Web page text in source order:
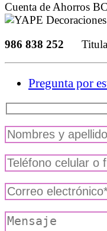
Cuenta de Ahorros
986 838 252 Titular:
Pregunta por